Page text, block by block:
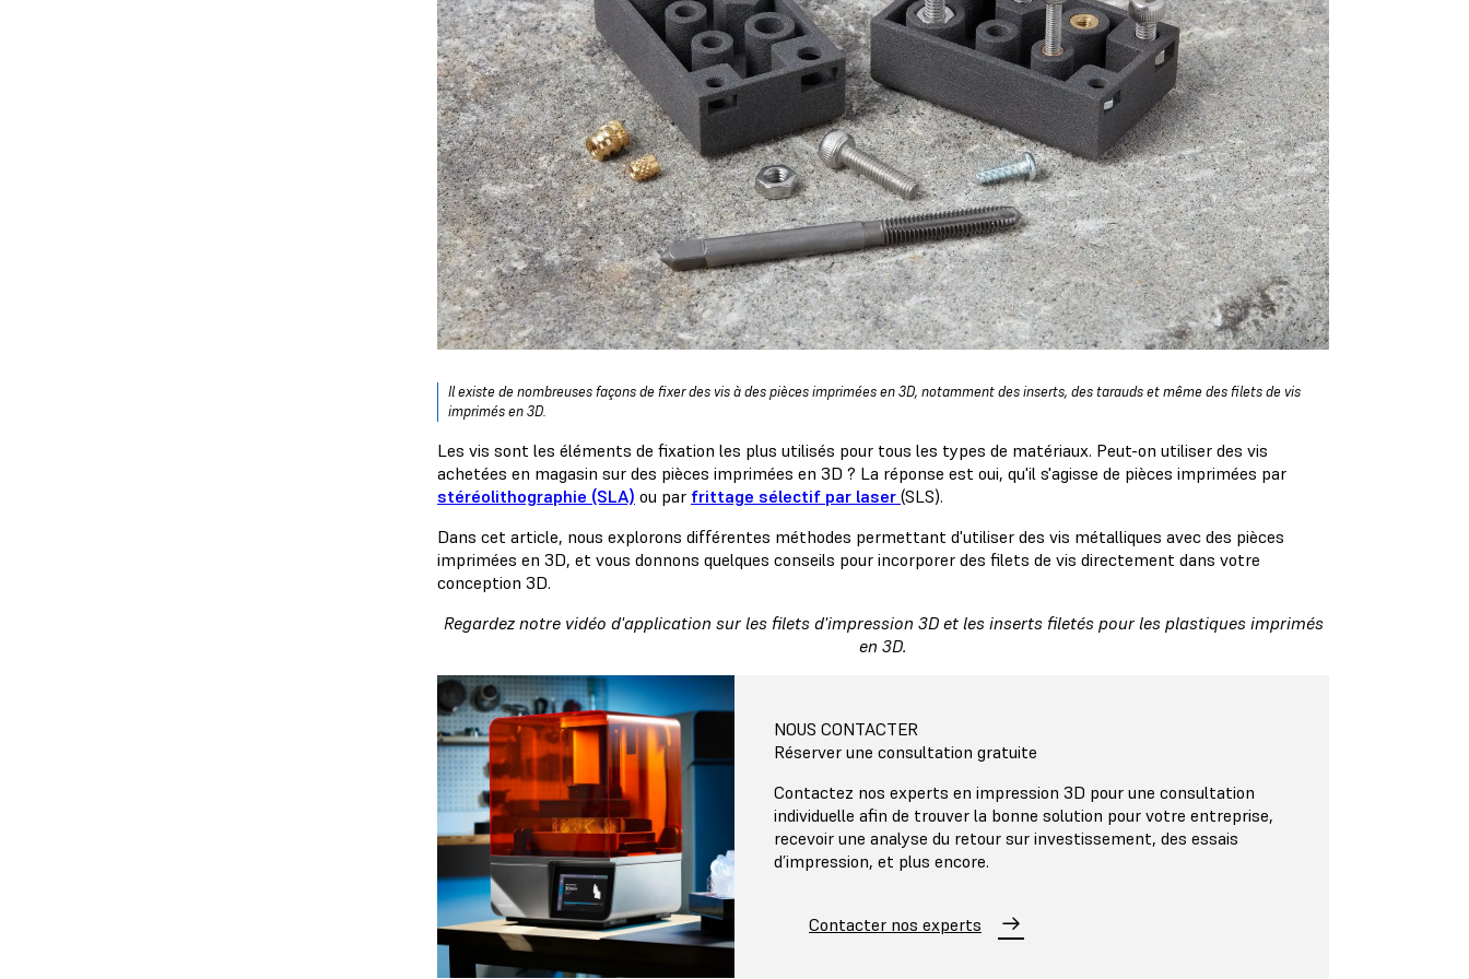
Il existe de nombreuses façons de fixer des vis à des pièces imprimées en 3D, notamment des inserts, des tarauds et même des filets de vis
imprimés en 3D.
Les vis sont les éléments de fixation les plus utilisés pour tous les types de matériaux. Peut-on utiliser des vis
achetées en magasin sur des pièces imprimées en 3D ? La réponse est oui, qu'il s'agisse de pièces imprimées par
stéréolithographie (SLA) ou par frittage sélectif par laser (SLS).
Dans cet article, nous explorons différentes méthodes permettant d'utiliser des vis métalliques avec des pièces
imprimées en 3D, et vous donnons quelques conseils pour incorporer des filets de vis directement dans votre
conception 3D.
Regardez notre vidéo d'application sur les filets d'impression 3D et les inserts filetés pour les plastiques imprimés
en 3D.
NOUS CONTACTER
Réserver une consultation gratuite
Contactez nos experts en impression 3D pour une consultation
individuelle afin de trouver la bonne solution pour votre entreprise,
recevoir une analyse du retour sur investissement, des essais
d’impression, et plus encore.
Contacter nos experts